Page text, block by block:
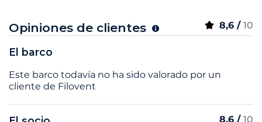
Opiniones de clientes 8,6 / 10
El barco
Este barco todavía no ha sido valorado por un
cliente de Filovent
8,6 / 10